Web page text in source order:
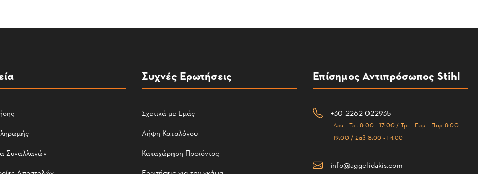
Συναλλαγών
Συχνές Ερωτήσεις
Σχετικά με Εμάς
Λήψη Καταλόγου
Καταχώρηση Προϊόντος
Επίσημος Αντιπρόσωπος Stihl
+30 2262 022935
Δευ - Τετ 8:00 - 17:00 / Τρι - Πεμ - Παρ 8:00 -
19:00 / Σαβ 8:00 - 14:00
info@aggelidakis.com